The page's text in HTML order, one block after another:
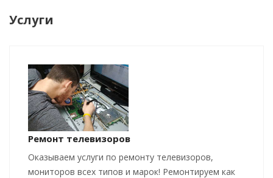
Услуги
Ремонт телевизоров
Оказываем услуги по ремонту телевизоров,
мониторов всех типов и марок! Ремонтируем как